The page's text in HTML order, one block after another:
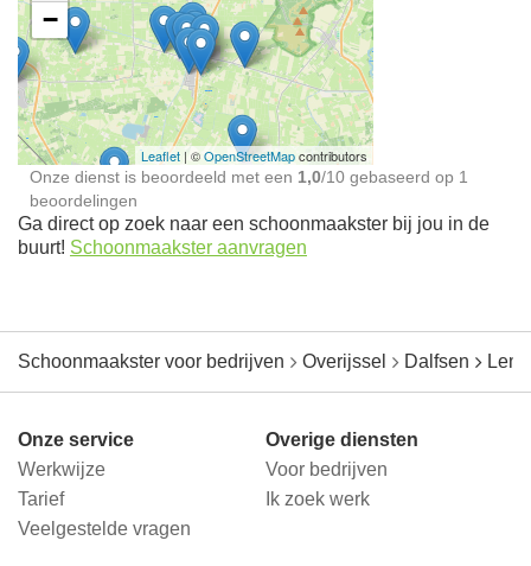
Ontdek meer ervaringen
Schoonmaakster bij
jou in de buurt
−
Leaflet | ©OpenStreetMapcontributors
Onze dienst is beoordeeld met een 1,0/10 gebaseerd op 1
beoordelingen
Ga direct op zoek naar een schoonmaakster bij jou in de
buurt! Schoonmaakster aanvragen
Schoonmaakster voor bedrijven Overijssel Dalfsen
Onze service
Werkwijze
Tarief
Veelgestelde vragen
Overige diensten
Voor bedrijven
Ik zoek werk